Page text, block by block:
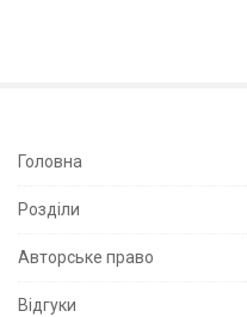
S
e
S
Головна
Розділи
Авторське право
Відгуки